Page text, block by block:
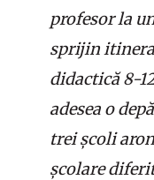
profesor la
sprijin
didactică 8-
adesea o
trei școli
școlare